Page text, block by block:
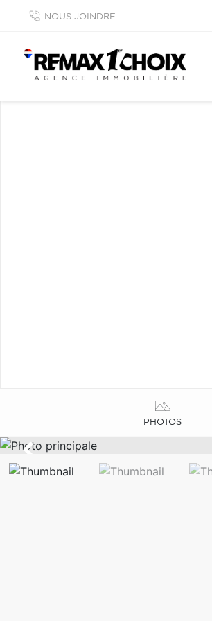
NOUS JOINDRE
PHOTOS